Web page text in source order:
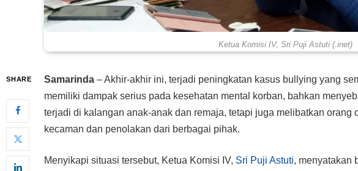
Ketua Komisi IV, Sri Puji Astuti (.inet)
SHARE Samarinda – Akhir-akhir ini, terjadi peningkatan kasus bullying yang
memiliki dampak serius pada kesehatan mental korban, bahkan
terjadi di kalangan anak-anak dan remaja, tetapi juga melibatkan orang
kecaman dan penolakan dari berbagai pihak.
Menyikapi situasi tersebut, Ketua Komisi IV, Sri Puji Astuti, menyatakan